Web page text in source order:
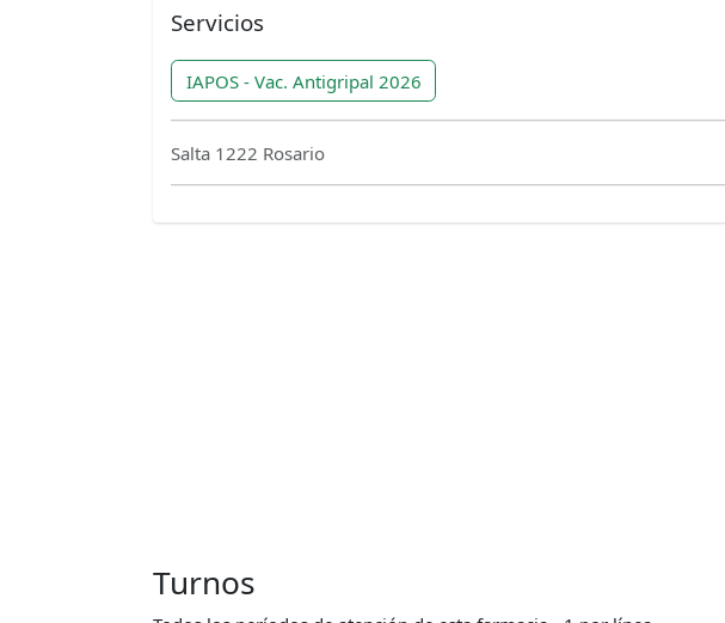
Servicios
IAPOS - Vac. Antigripal 2026
Salta 1222 Rosario
Turnos